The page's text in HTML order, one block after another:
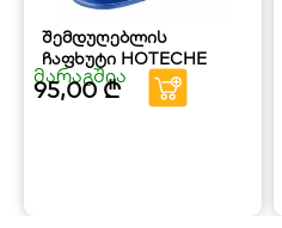
შემდუღებლის
ჩაფხუტი HOTECHE
მარაგშია
95,00₾